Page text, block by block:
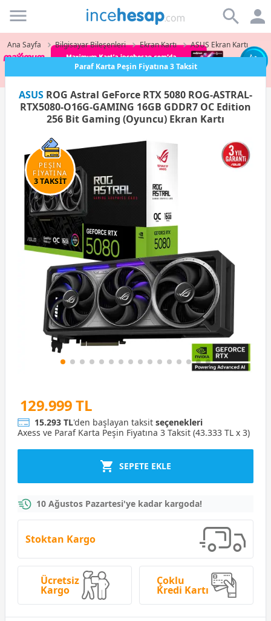
Incehesap
Ana Sayfa Bilgisayar Bileşenleri Ekran Kartı ASUS Ekran Kartı
Paraf Karta Peşin Fiyatına 3 Taksit
ASUS ROG Astral GeForce RTX 5080 ROG-ASTRAL-
RTX5080-O16G-GAMING 16GB GDDR7 OC Edition
256 Bit Gaming (Oyuncu) Ekran Kartı
PEŞİN
FİYATINA
3 TAKSİT
129.999 TL
15.293 TL'den başlayan taksit seçenekleri
Axess ve Paraf Karta Peşin Fiyatına 3 Taksit (43.333 TL x 3)
SEPETE EKLE
10 Ağustos Pazartesi'ye kadar kargoda!
Stoktan Kargo
Ücretsiz
Kargo
Çoklu
Kredi Kartı